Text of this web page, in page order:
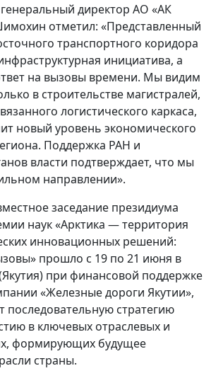
директор АО «АК
отметил: «Представленный
транспортного коридора
инициатива, а
на вызовы времени. Мы видим
в строительстве магистралей,
логистического каркаса,
новый уровень экономического
Поддержка РАН и
власти подтверждает, что мы
направлении».
заседание президиума
наук «Арктика — территория
инновационных решений:
прошло с 19 по 21 июня в
при финансовой поддержке
«Железные дороги Якутии»,
последовательную стратегию
в ключевых отраслевых и
формирующих будущее
страны.